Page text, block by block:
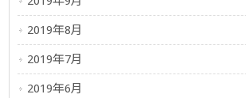
2019年8月
2019年7月
2019年6月